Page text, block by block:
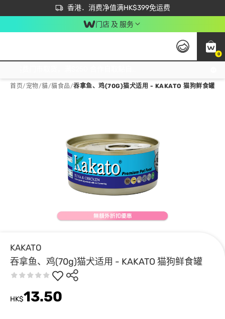
香港．消费净值满HK$399免运费
立即成为易赏钱会员尽享独家优惠
首次APP下单买满$450 输入 NEWAPP 即减$50
门店 及 服务
0
首页/ 宠物/貓/貓食品/吞拿鱼、鸡(70G)猫犬适用 - KAKATO 猫狗鲜食罐
KAKATO
吞拿鱼、鸡(70g)猫犬适用 - KAKATO 猫狗鲜食罐
HK$13.50